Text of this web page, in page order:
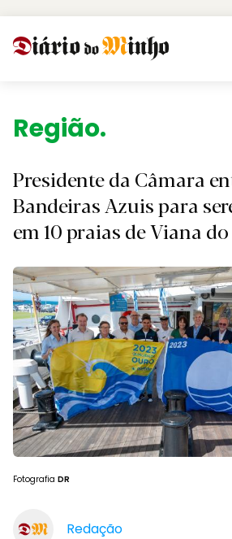
Região.
Presidente da Câmara
Bandeiras Azuis para
em 10 praias de Viana
Fotografia DR
Redação